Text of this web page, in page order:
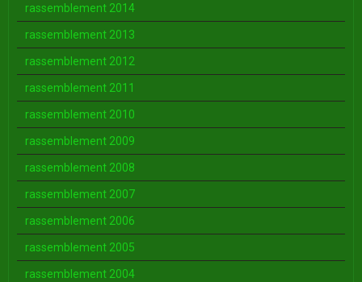
rassemblement 2014
rassemblement 2013
rassemblement 2012
rassemblement 2011
rassemblement 2010
rassemblement 2009
rassemblement 2008
rassemblement 2007
rassemblement 2006
rassemblement 2005
rassemblement 2004